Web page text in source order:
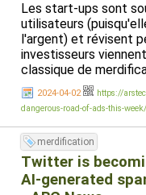
Les start-ups sont
utilisateurs
l'argent) et révisent
investisseurs
classique de
2024-04-02
https://
dangerous-road-of-ads-this-week/
merdification
Twitter is
AI-generated